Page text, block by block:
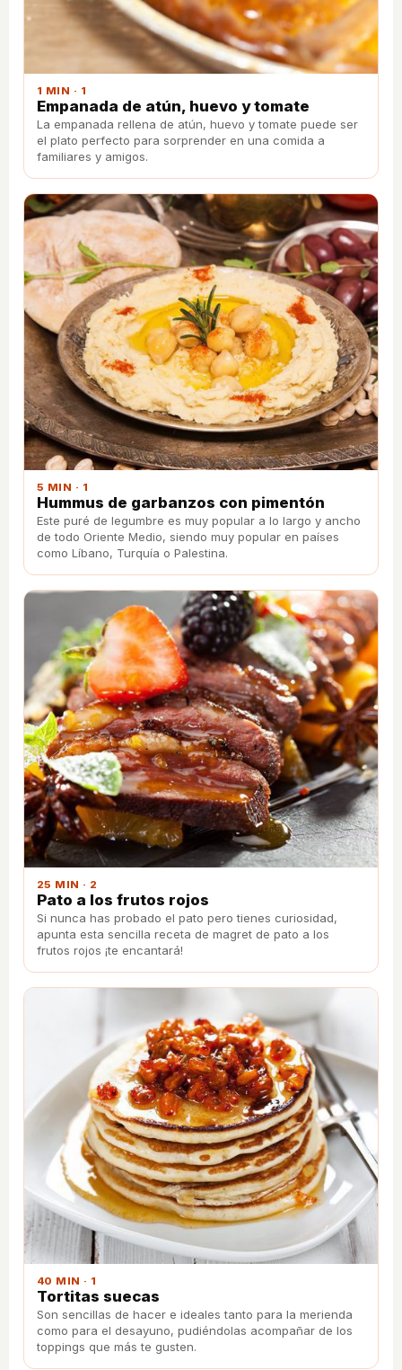
1 MIN · 1
Empanada de atún, huevo y tomate
La empanada rellena de atún, huevo y tomate puede ser
el plato perfecto para sorprender en una comida a
familiares y amigos.
5 MIN · 1
Hummus de garbanzos con pimentón
Este puré de legumbre es muy popular a lo largo y ancho
de todo Oriente Medio, siendo muy popular en países
como Líbano, Turquía o Palestina.
25 MIN · 2
Pato a los frutos rojos
Si nunca has probado el pato pero tienes curiosidad,
apunta esta sencilla receta de magret de pato a los
frutos rojos ¡te encantará!
40 MIN · 1
Tortitas suecas
Son sencillas de hacer e ideales tanto para la merienda
como para el desayuno, pudiéndolas acompañar de los
toppings que más te gusten.